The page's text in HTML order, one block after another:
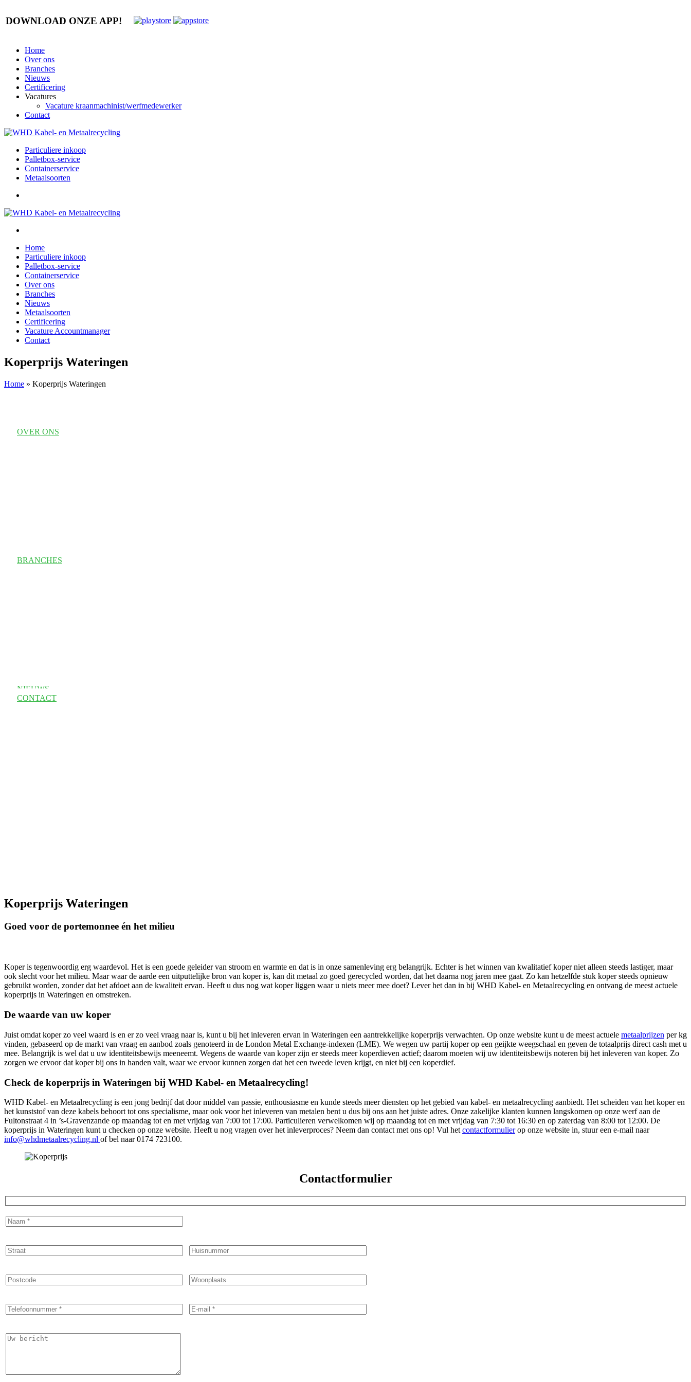
DOWNLOAD ONZE APP!
Home
Over ons
Branches
Nieuws
Certificering
Vacatures
Vacature kraanmachinist/werfmedewerker
Contact
Particuliere inkoop
Palletbox-service
Containerservice
Metaalsoorten
Home
Particuliere inkoop
Palletbox-service
Containerservice
Over ons
Branches
Nieuws
Metaalsoorten
Certificering
Vacature Accountmanager
Contact
Koperprijs Wateringen
Home » Koperprijs Wateringen
OVER ONS
BRANCHES
NIEUWS
CONTACT
Koperprijs Wateringen
Goed voor de portemonnee én het milieu
Koper is tegenwoordig erg waardevol. Het is een goede geleider van stroom en warmte en dat is in onze samenleving erg belangrijk. Echter is het winnen van kwalitatief koper niet alleen steeds lastiger, maar
ook slecht voor het milieu. Maar waar de aarde een uitputtelijke bron van koper is, kan dit metaal zo goed gerecycled worden, dat het daarna nog jaren mee gaat. Zo kan hetzelfde stuk koper steeds opnieuw
gebruikt worden, zonder dat het afdoet aan de kwaliteit ervan. Heeft u dus nog wat koper liggen waar u niets meer mee doet? Lever het dan in bij WHD Kabel- en Metaalrecycling en ontvang de meest actuele
koperprijs in Wateringen en omstreken.
De waarde van uw koper
Juist omdat koper zo veel waard is en er zo veel vraag naar is, kunt u bij het inleveren ervan in Wateringen een aantrekkelijke koperprijs verwachten. Op onze website kunt u de meest actuele metaalprijzen per kg
vinden, gebaseerd op de markt van vraag en aanbod zoals genoteerd in de London Metal Exchange-indexen (LME). We wegen uw partij koper op een geijkte weegschaal en geven de totaalprijs direct cash met u
mee. Belangrijk is wel dat u uw identiteitsbewijs meeneemt. Wegens de waarde van koper zijn er steeds meer koperdieven actief; daarom moeten wij uw identiteitsbewijs noteren bij het inleveren van koper. Zo
zorgen we ervoor dat koper bij ons in handen valt, waar we ervoor kunnen zorgen dat het een tweede leven krijgt, en niet bij een koperdief.
Check de koperprijs in Wateringen bij WHD Kabel- en Metaalrecycling!
WHD Kabel- en Metaalrecycling is een jong bedrijf dat door middel van passie, enthousiasme en kunde steeds meer diensten op het gebied van kabel- en metaalrecycling aanbiedt. Het scheiden van het koper en
het kunststof van deze kabels behoort tot ons specialisme, maar ook voor het inleveren van metalen bent u dus bij ons aan het juiste adres. Onze zakelijke klanten kunnen langskomen op onze werf aan de
Fultonstraat 4 in ’s-Gravenzande op maandag tot en met vrijdag van 7:00 tot 17:00. Particulieren verwelkomen wij op maandag tot en met vrijdag van 7:30 tot 16:30 en op zaterdag van 8:00 tot 12:00. De
koperprijs in Wateringen kunt u checken op onze website. Heeft u nog vragen over het inleverproces? Neem dan contact met ons op! Vul het contactformulierop onze website in, stuur een e-mail naar
info@whdmetaalrecycling.nl of bel naar 0174 723100.
Contactformulier